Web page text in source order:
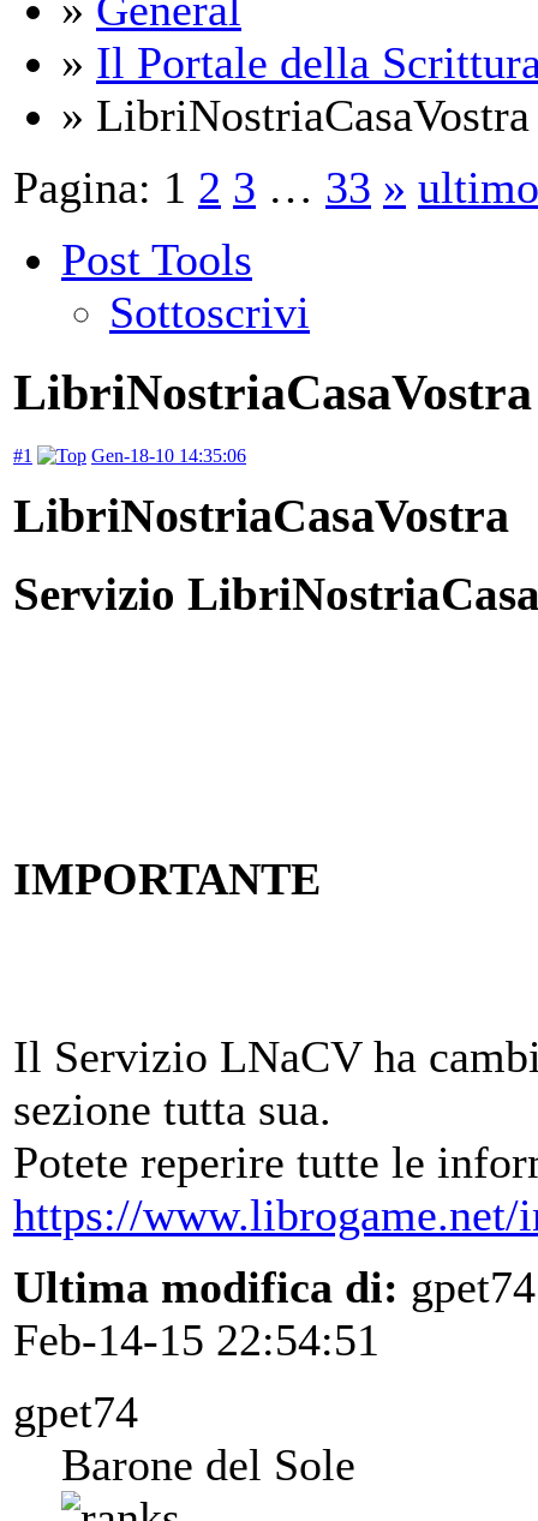
» Il Portale della
» LibriNostriaCasaVostra
Pagina: 1 2 3 … 33 » ultimo
Post Tools
Sottoscrivi
LibriNostriaCasaVostra
#1 Gen-18-10 14:35:06
LibriNostriaCasaVostra
Servizio
IMPORTANTE
Il Servizio LNaCV ha
sezione tutta sua.
Potete reperire tutte le
https://
Ultima modifica di: gpet74
Feb-14-15 22:54:51
gpet74
Barone del Sole